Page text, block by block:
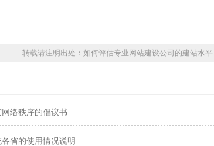
转载请注明出处：如何评估专业网站建设公司的建站水平
络秩序的倡议书
省的使用情况说明